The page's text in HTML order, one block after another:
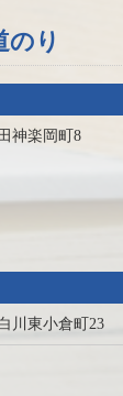
のり
神楽岡町8
川東小倉町23